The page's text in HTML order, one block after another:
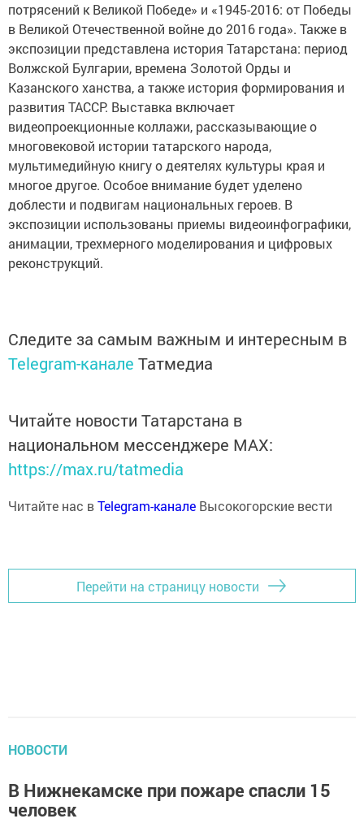
потрясений к Великой Победе» и «1945-2016: от Победы
в Великой Отечественной войне до 2016 года». Также в
экспозиции представлена история Татарстана: период
Волжской Булгарии, времена Золотой Орды и
Казанского ханства, а также история формирования и
развития ТАССР. Выставка включает
видеопроекционные коллажи, рассказывающие о
многовековой истории татарского народа,
мультимедийную книгу о деятелях культуры края и
многое другое. Особое внимание будет уделено
доблести и подвигам национальных героев. В
экспозиции использованы приемы видеоинфографики,
анимации, трехмерного моделирования и цифровых
реконструкций.
Следите за самым важным и интересным в
Telegram-канале Татмедиа
Читайте новости Татарстана в
национальном мессенджере MАХ:
https://max.ru/tatmedia
Читайте нас вTelegram-канале Высокогорские вести
Перейти на страницу новости
НОВОСТИ
В Нижнекамске при пожаре спасли 15
человек